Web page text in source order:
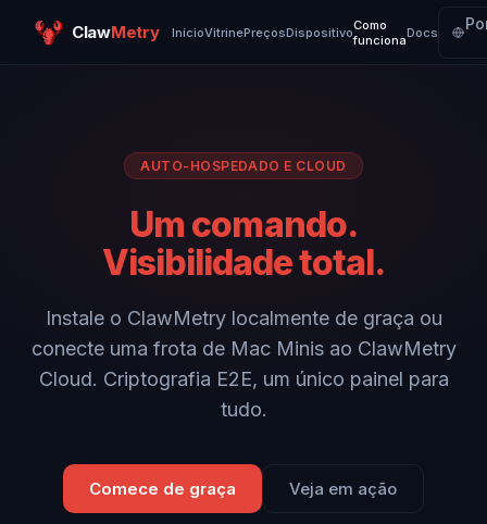
ClawMetry InícioVitrinePreçosDispositivoComo
funcionaDocs
AUTO-HOSPEDADO E CLOUD
Um comando.
Visibilidade total.
Instale o ClawMetry localmente de graça ou
conecte uma frota de Mac Minis ao ClawMetry
Cloud. Criptografia E2E, um único painel para
tudo.
Comece de graça Veja em ação